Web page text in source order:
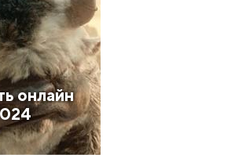
онлайн